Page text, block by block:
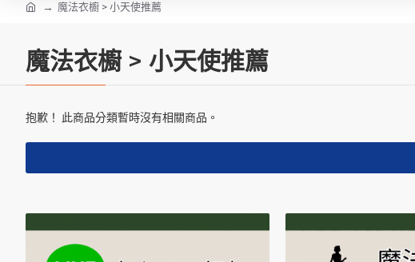
魔法衣櫥 > 小天使推薦
魔法衣櫥 > 小天使推薦
抱歉！ 此商品分類暫時沒有相關商品。